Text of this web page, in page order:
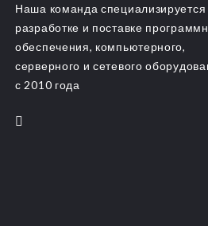
Наша команда специализируется
разработке и поставке
обеспечения, компьютерного,
серверного и сетевого
с 2010 года